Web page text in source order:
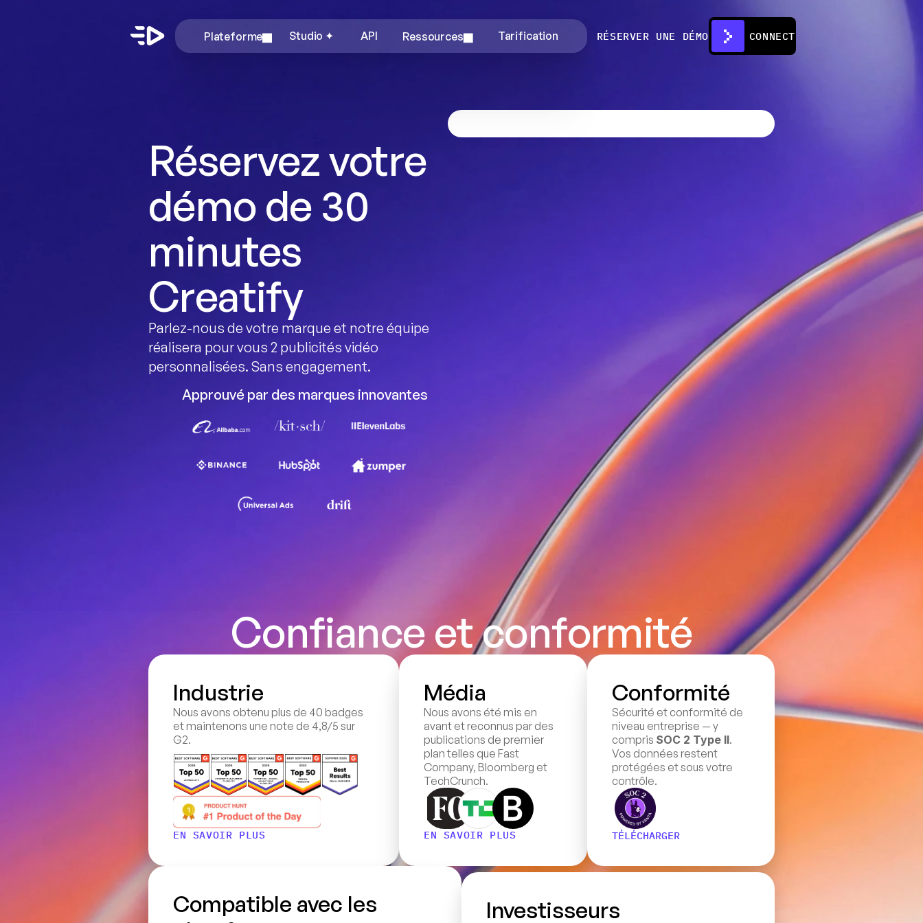
Plateforme Ressources Tarification
API
Studio ✦ RÉSERVER UNE DÉMO SE CONNECTER
Réservez votre
démo de 30
minutes
Creatify
Parlez-nous de votre marque et notre équipe
réalisera pour vous 2 publicités vidéo
personnalisées. Sans engagement.
Approuvé par des marques innovantes
Confiance et conformité
Industrie
Nous avons obtenu plus de 40 badges
et maintenons une note de 4,8/5 sur
G2.
EN SAVOIR PLUS
Média
Nous avons été mis en
avant et reconnus par des
publications de premier
plan telles que Fast
Company, Bloomberg et
TechCrunch.
EN SAVOIR PLUS
Conformité
Sécurité et conformité de
niveau entreprise — y
compris SOC 2 Type II.
Vos données restent
protégées et sous votre
contrôle.
TÉLÉCHARGER
Compatible avec les
Investisseurs